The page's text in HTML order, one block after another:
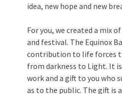
idea, new hope and new
For you, we created a mix
and festival. The Equinox
contribution to life forces
from darkness to Light. It
work and a gift to you who
as to the public. The gift is